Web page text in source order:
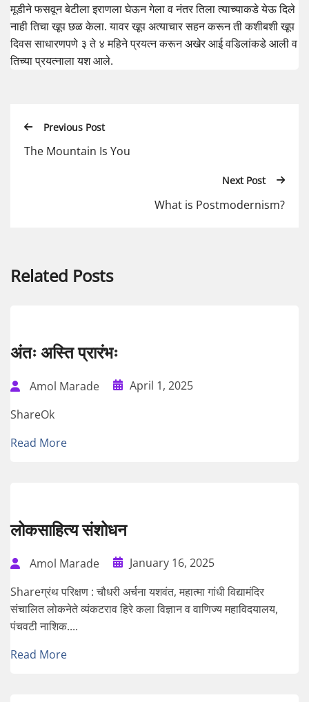
मूडीने फसवून बेटीला इराणला घेऊन गेला व नंतर तिला त्याच्याकडे येऊ दिले
नाही तिचा खूप छळ केला. यावर खूप अत्याचार सहन करून ती कशीबशी खूप
दिवस साधारणपणे ३ ते ४ महिने प्रयत्न करून अखेर आई वडिलांकडे आली व
तिच्या प्रयत्नाला यश आले.
Previous Post
The Mountain Is You
Next Post
What is Postmodernism?
Related Posts
अंतः अस्ति प्रारंभः
Amol Marade
April 1, 2025
ShareOk
Read More
लोकसाहित्य संशोधन
Amol Marade
January 16, 2025
Shareग्रंथ परिक्षण : चौधरी अर्चना यशवंत, महात्मा गांधी विद्यामंदिर
संचालित लोकनेते व्यंकटराव हिरे कला विज्ञान व वाणिज्य महाविदयालय,
पंचवटी नाशिक....
Read More